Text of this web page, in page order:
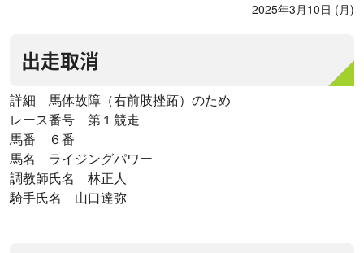
2025年3月10日 (月)
出走取消
詳細 馬体故障（右前肢挫跖）のため
レース番号 第１競走
馬番 ６番
馬名 ライジングパワー
調教師氏名 林正人
騎手氏名 山口達弥